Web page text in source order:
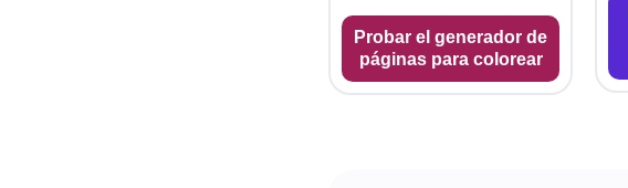
Probar el generador de
páginas para colorear